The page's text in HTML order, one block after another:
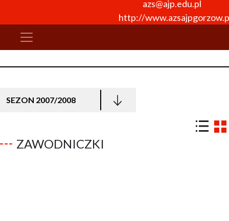
azs@ajp.edu.pl
http://
SEZON 2007/2008
ZAWODNICZKI